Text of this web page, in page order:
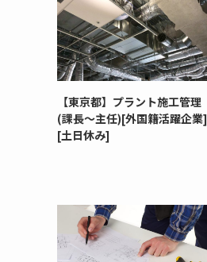
【東京都】プラント施工管理
(課長～主任)[外国籍活躍企業]
[土日休み]